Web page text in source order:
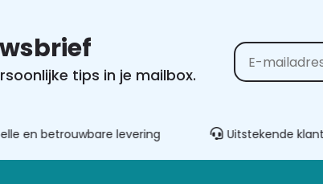
tips in je mailbox. Alternative:
betrouwbare levering Uitstekende